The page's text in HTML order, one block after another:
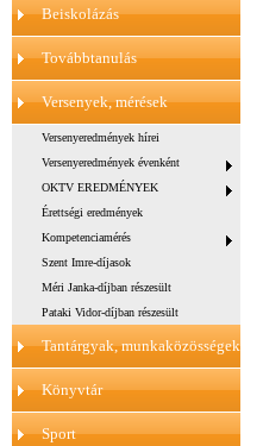
Beiskolázás
Továbbtanulás
Versenyek, mérések
Versenyeredmények hírei
Versenyeredmények évenként
OKTV EREDMÉNYEK
Érettségi eredmények
Kompetenciamérés
Szent Imre-díjasok
Méri Janka-díjban részesült
Pataki Vidor-díjban részesült
Tantárgyak, munkaközösségek
Könyvtár
Sport